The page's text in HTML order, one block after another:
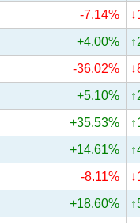
-7.14%
+4.00%
-36.02%
+5.10%
+35.53%
+14.61%
-8.11%
+18.60%